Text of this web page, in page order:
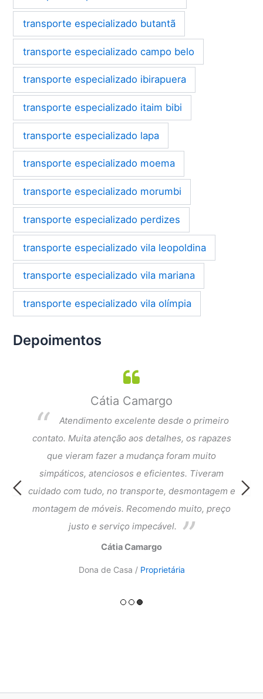
transporte especializado butantã
transporte especializado campo belo
transporte especializado ibirapuera
transporte especializado itaim bibi
transporte especializado lapa
transporte especializado moema
transporte especializado morumbi
transporte especializado perdizes
transporte especializado vila leopoldina
transporte especializado vila mariana
transporte especializado vila olímpia
Depoimentos
Cátia Camargo
Atendimento excelente desde o primeiro
contato. Muita atenção aos detalhes, os rapazes
que vieram fazer a mudança foram muito
simpáticos, atenciosos e eficientes. Tiveram
cuidado com tudo, no transporte, desmontagem e
montagem de móveis. Recomendo muito, preço
justo e serviço impecável.
Cátia Camargo
Dona de Casa / Proprietária